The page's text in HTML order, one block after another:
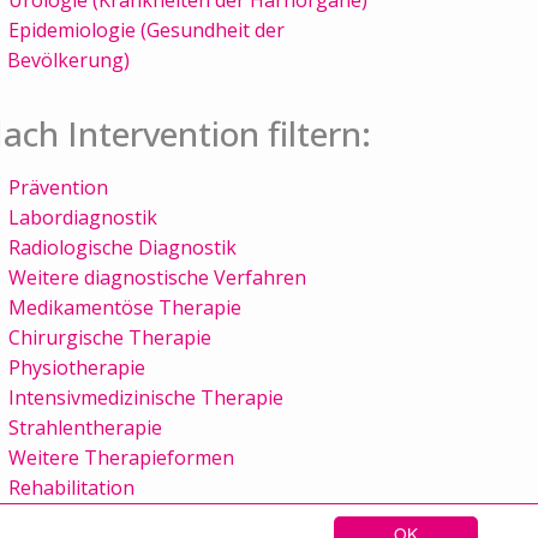
OK
Epidemiologie (Gesundheit der
Bevölkerung)
Intervention filtern:
Prävention
Labordiagnostik
Radiologische Diagnostik
Weitere diagnostische Verfahren
Medikamentöse Therapie
Chirurgische Therapie
Physiotherapie
Intensivmedizinische Therapie
Strahlentherapie
Weitere Therapieformen
Rehabilitation